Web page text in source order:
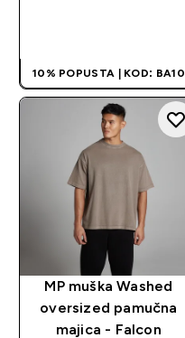
10% POPUSTA | KOD: BA10
MP muška Washed
oversized pamučna
majica - Falcon